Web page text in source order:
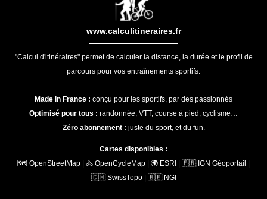
www.calculitineraires.fr
"Calcul d'itinéraires" permet de calculer la distance, la durée et le profil de
parcours pour vos entraînements sportifs.
Made in France : conçu pour les sportifs, par des passionnés
Optimisé pour tous : randonnée, VTT, course à pied, cyclisme…
Zéro abonnement : juste du sport, et du fun.
Cartes disponibles :
🗺️ OpenStreetMap | 🚴 OpenCycleMap | 🌍 ESRI | 🇫🇷 IGN Géoportail |
🇨🇭 SwissTopo | 🇧🇪 NGI